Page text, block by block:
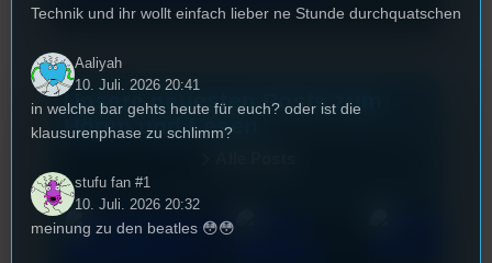
Unsere neuesten Posts zum
Hören und Lesen
Technik und ihr wollt einfach lieber ne Stunde durchquatschen
Aaliyah
10. Juli. 2026 20:41
in welche bar gehts heute für euch? oder ist die
klausurenphase zu schlimm?
stufu fan #1
10. Juli. 2026 20:32
meinung zu den beatles 😳😳